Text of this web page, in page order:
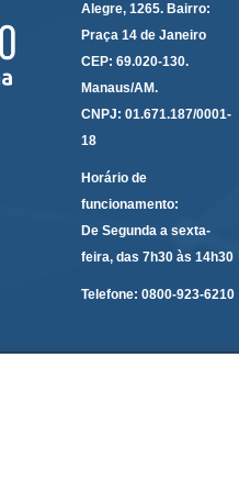
Alegre, 1265. Bairro:
Praça 14 de Janeiro
CEP: 69.020-130.
Manaus/AM.
CNPJ: 01.671.187/0001-
18
Horário de
funcionamento:
De Segunda a sexta-
feira, das 7h30 às 14h30
Telefone: 0800-923-6210